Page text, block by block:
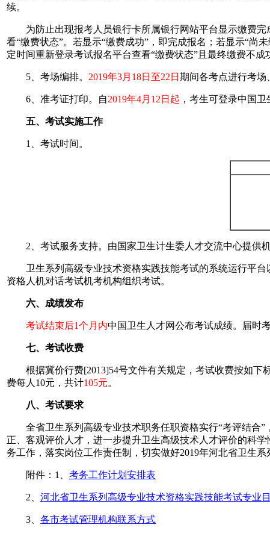
续。
为防止出现报考人员银行卡所属银行网站平台显示缴费完
看“缴费状态”。若显示“缴费成功”，即完成报名；若显示“尚
定时间重新登录考试报名平台查看“缴费状态”且最终缴费不成
5、考场编排。 2019年3月18日至22日 期间各考点进行考场
6、准考证打印。自2019年4月12日起 ，考生可登录中国
五、考试实施工作
1、考试时间。
2、考试服务支持。由国家卫生计生委人才交流中心提供机
卫生系列高级专业技术资格实践技能考试的系统运行平台
资格人机对话考试机考机构组织考试。
六、成绩发布
考试结束后1个月内中国卫生人才网公布考试成绩。届时
七、考试收费
根据冀价行费[2013]54号文件有关规定，考试收费按如下
费每人10元，共计105元。
八、考试要求
全省卫生系列高级专业技术职务任职资格实行“考评结合”
正、客观评价人才，进一步提升卫生高级技术人才评价的科
务工作，落实岗位工作责任制，切实做好2019年河北省卫生
附件：1、 考务工作计划安排表
2、 河北省卫生系列高级专业技术资格实践技能考试专业
3、 各市考试管理机构联系方式